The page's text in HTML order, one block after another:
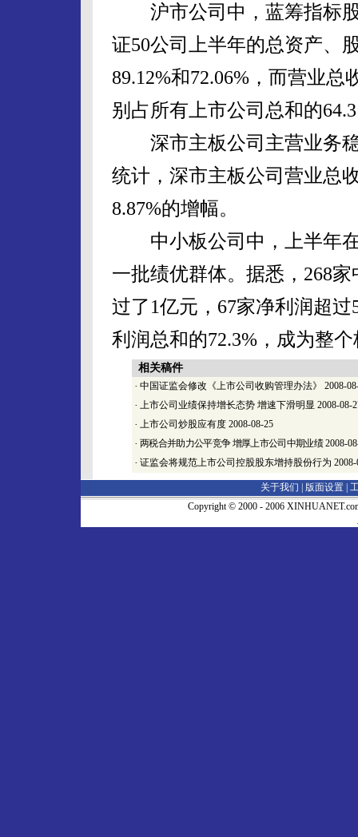
沪市公司中，蓝筹指标股
证50公司上半年的总资产、
89.12%和72.06%，而营业
别占所有上市公司总和的
深市主板公司主营业务稳
统计，深市主板公司营业总
8.87%的增幅。
中小板公司中，上半年在
一批绩优群体。据悉，268
过了1亿元，67家净利润超
利润总和的72.3%，成为整
相关稿件
· 中国证监会修改《上市公司收购管理办法》 2008-
· 上市公司业绩保持增长态势 增速下滑明显 2008-08-
· 上市公司炒股应有度 2008-08-25
· 两税合并助力公平竞争 增厚上市公司中期业绩2008-
· 证监会将规范上市公司控股股东增持股份行为
关于我们 | 版面设置
Copyright © 2000 - 2006